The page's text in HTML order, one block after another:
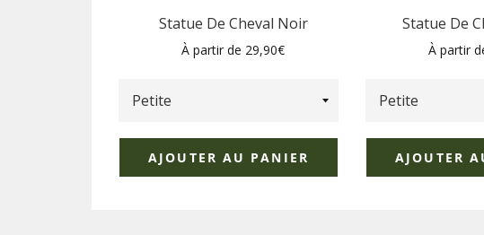
Statue De Cheval Noir
À partir de 29,90€
AJOUTER AU PANIER
Statue De
À partir
AJOUTER